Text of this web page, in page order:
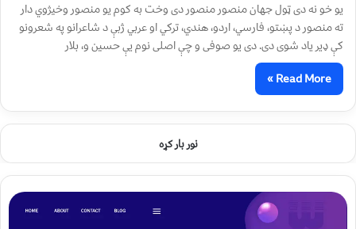
یو خو نه دی ټول جهان منصور منصور دی وخت به کوم یو منصور وخيژوي دار
ته منصور د پښتو، فارسي، اردو، هندي، ترکي او عربي ژبې د شاعرانو په شعرونو
کې ډیر یاد شوی دی. دی یو صوفی و چې اصلی نوم یې حسین و، بلار
Read More »
نور بار کړه